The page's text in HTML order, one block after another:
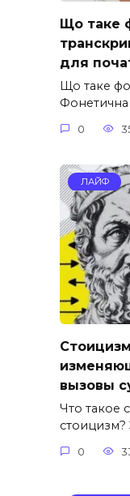
Що таке
для
Що таке
Фонетична
0
ЛАЙФ
вызовы
Что такое
0